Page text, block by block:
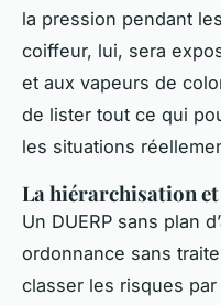
la pression pendant
coiffeur, lui, sera
et aux vapeurs de
de lister tout ce qui
les situations
La hiérarchisation
Un DUERP sans plan
ordonnance sans
classer les risques